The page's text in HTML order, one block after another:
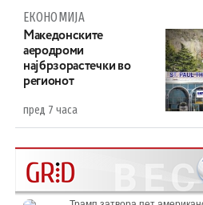
ЕКОНОМИЈА
Maкедонските
аеродроми
најбрзорастечки во
регионот
пред 7 часа